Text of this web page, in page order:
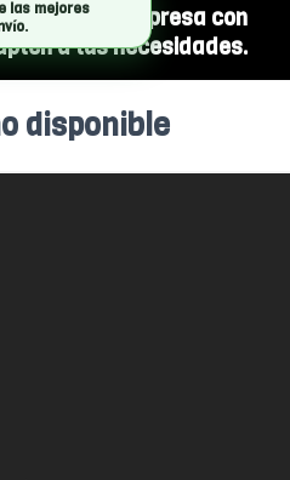
a tu empresa con
a tus necesidades.
disponible
las mejores